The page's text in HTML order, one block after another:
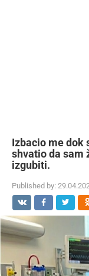
Izbacio me dok
shvatio da sam
izgubiti.
Published by: